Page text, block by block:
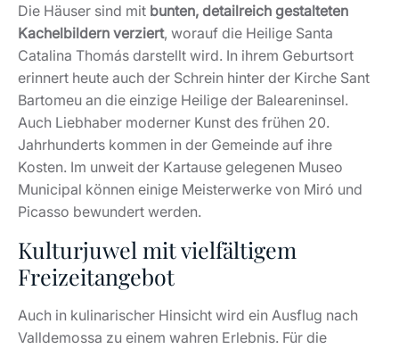
Die Häuser sind mit bunten, detailreich gestalteten
Kachelbildern verziert, worauf die Heilige Santa
Catalina Thomás darstellt wird. In ihrem Geburtsort
erinnert heute auch der Schrein hinter der Kirche Sant
Bartomeu an die einzige Heilige der Baleareninsel.
Auch Liebhaber moderner Kunst des frühen 20.
Jahrhunderts kommen in der Gemeinde auf ihre
Kosten. Im unweit der Kartause gelegenen Museo
Municipal können einige Meisterwerke von Miró und
Picasso bewundert werden.
Kulturjuwel mit vielfältigem
Freizeitangebot
Auch in kulinarischer Hinsicht wird ein Ausflug nach
Valldemossa zu einem wahren Erlebnis. Für die